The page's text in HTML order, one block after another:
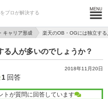
プロが解決する
キャリア形成 楽天のOB・OGには独立す
人が多いのでしょうか？
2018年11月20日
1 回答
トが質問に回答しています